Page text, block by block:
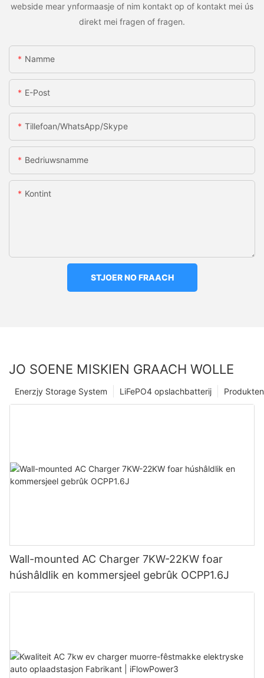
webside mear ynformaasje of nim kontakt op of kontakt mei ús
direkt mei fragen of fragen.
Namme
E-Post
Tillefoan/WhatsApp/Skype
Bedriuwsnamme
Kontint
STJOER NO FRAACH
JO SOENE MISKIEN GRAACH WOLLE
Produkten
LiFePO4 opslachbatterij
Enerzjy Storage System
Wall-mounted AC Charger 7KW-22KW foar
húshâldlik en kommersjeel gebrûk OCPP1.6J